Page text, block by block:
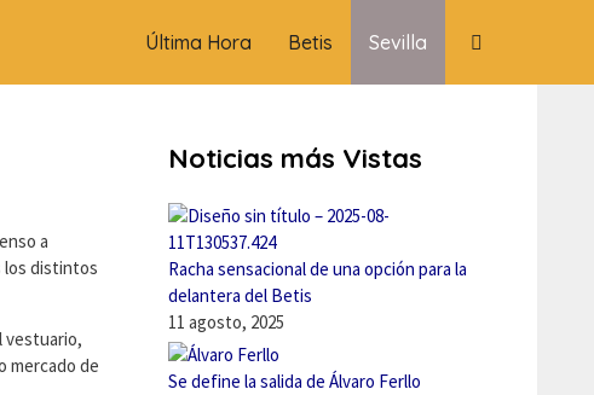
Última Hora Betis Sevilla
a
los distintos
vestuario,
mercado de
Noticias más Vistas
Racha sensacional de una opción para la
delantera del Betis
11 agosto, 2025
Se define la salida de Álvaro Ferllo